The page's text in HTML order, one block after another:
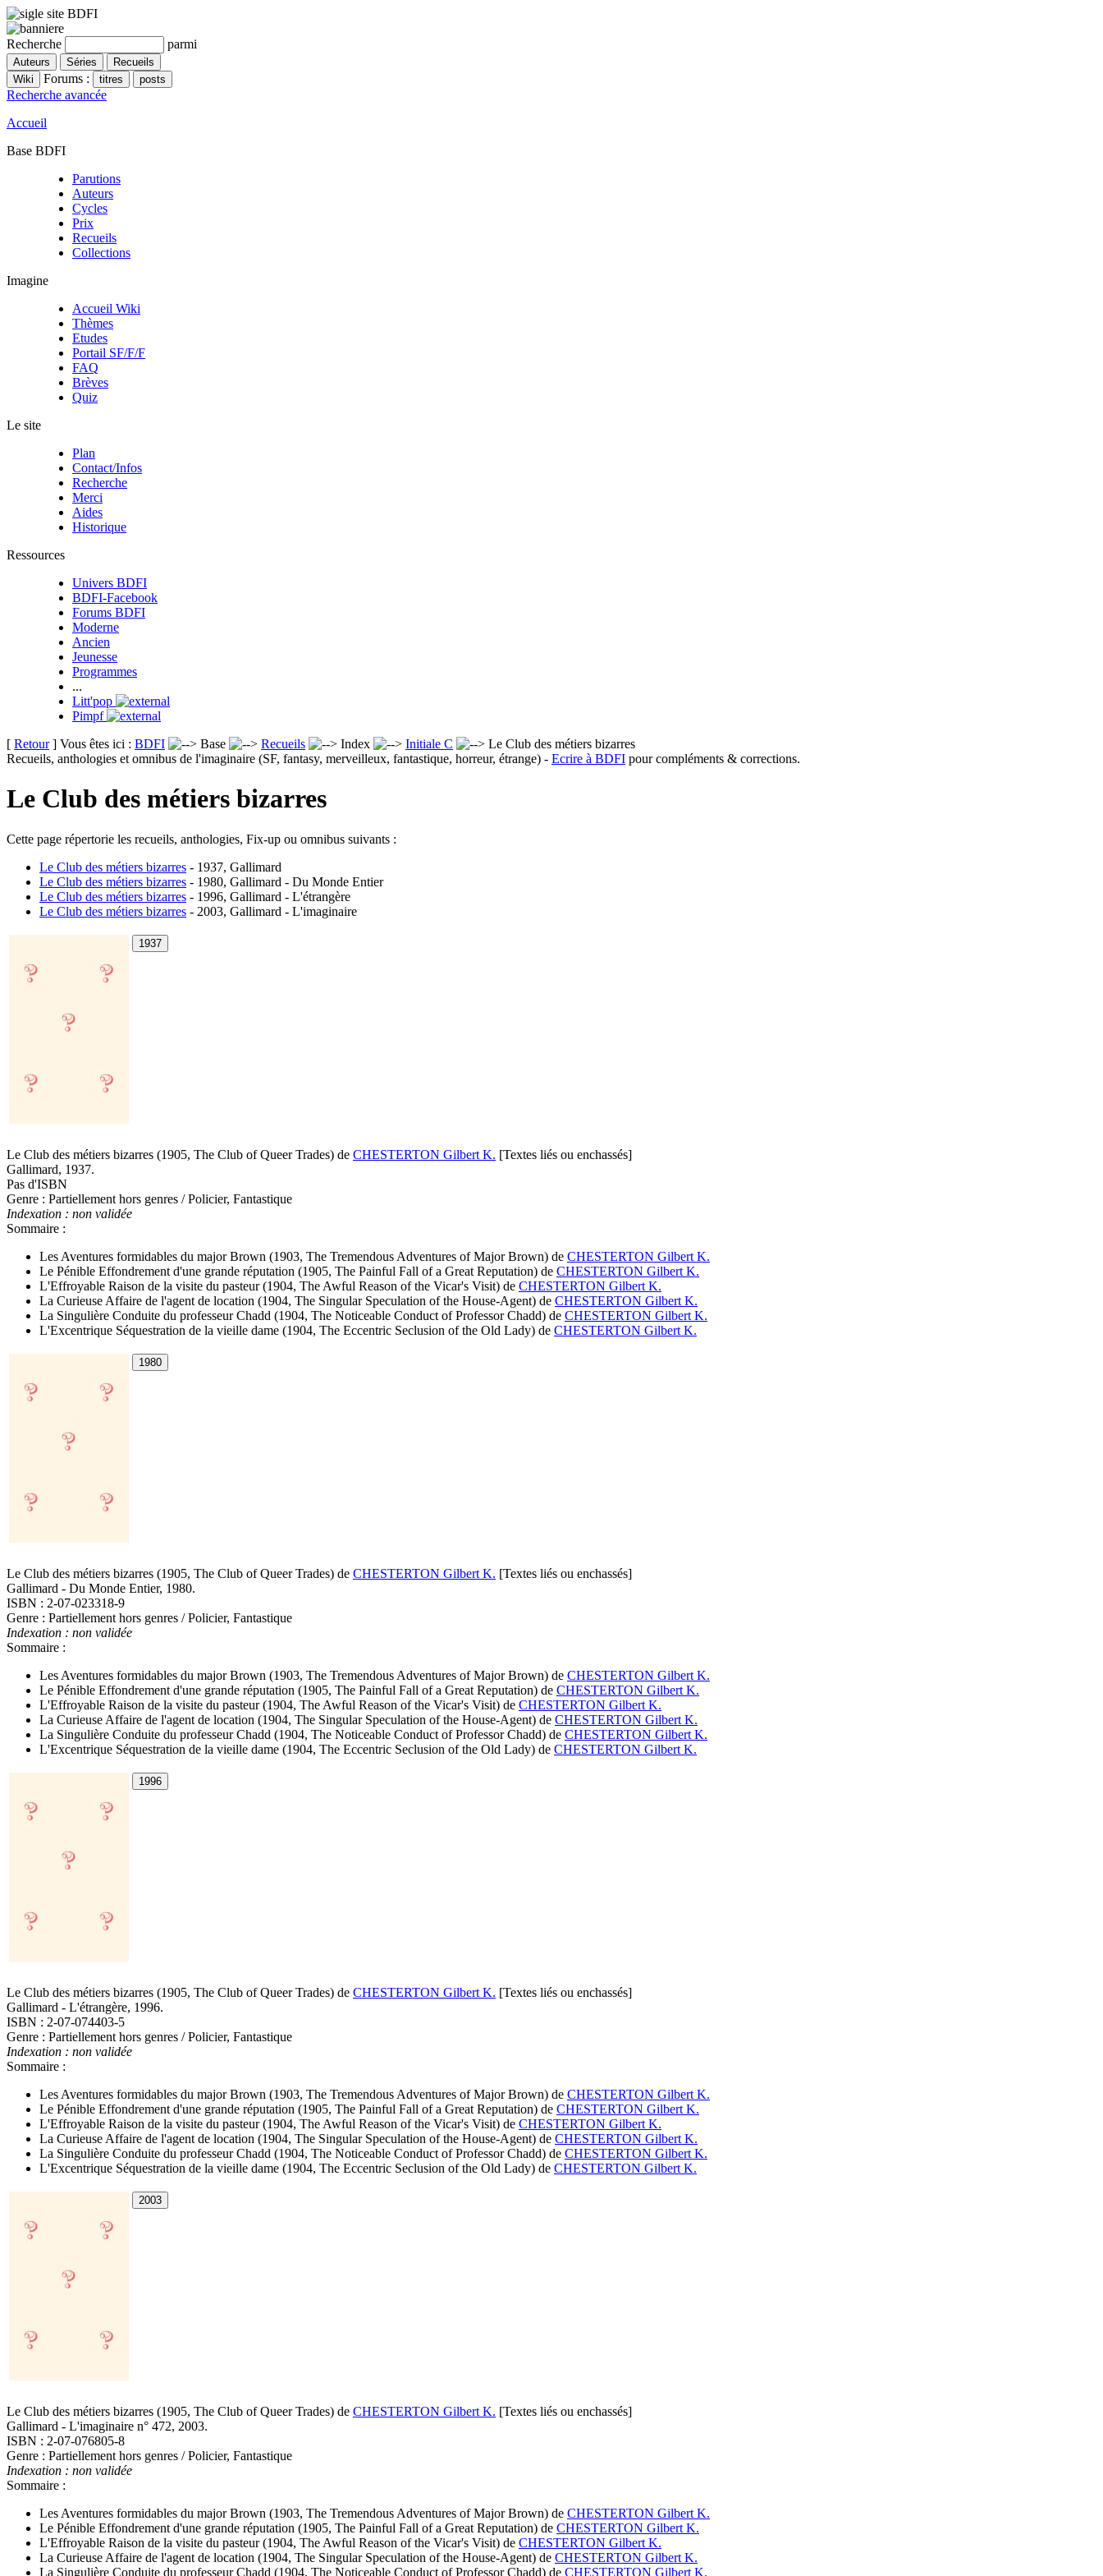
Recherche parmi
Forums :
Recherche avancée
Accueil
Base BDFI
Parutions
Auteurs
Cycles
Prix
Recueils
Collections
Imagine
Accueil Wiki
Thèmes
Etudes
Portail SF/F/F
FAQ
Brèves
Quiz
Le site
Plan
Contact/Infos
Recherche
Merci
Aides
Historique
Ressources
Univers BDFI
BDFI-Facebook
Forums BDFI
Moderne
Ancien
Jeunesse
Programmes
...
Litt'pop
Pimpf
[ Retour] Vous êtes ici : BDFI Base Recueils Index Initiale C
Le Club des métiers bizarres
Recueils, anthologies et omnibus de l'imaginaire (SF, fantasy, merveilleux, fantastique, horreur, étrange) - Ecrire à BDFI pour compléments & corrections.
Le Club des métiers bizarres
Cette page répertorie les recueils, anthologies, Fix-up ou omnibus suivants :
Le Club des métiers bizarres - 1937, Gallimard
Le Club des métiers bizarres - 1980, Gallimard - Du Monde Entier
Le Club des métiers bizarres - 1996, Gallimard - L'étrangère
Le Club des métiers bizarres - 2003, Gallimard - L'imaginaire
Le Club des métiers bizarres (1905, The Club of Queer Trades) de CHESTERTON Gilbert K. [Textes liés ou enchassés]
Gallimard, 1937.
Pas d'ISBN
Genre : Partiellement hors genres / Policier, Fantastique
Indexation : non validée
Sommaire :
Les Aventures formidables du major Brown (1903, The Tremendous Adventures of Major Brown) de CHESTERTON Gilbert K.
Le Pénible Effondrement d'une grande réputation (1905, The Painful Fall of a Great Reputation) de CHESTERTON Gilbert K.
L'Effroyable Raison de la visite du pasteur (1904, The Awful Reason of the Vicar's Visit) de CHESTERTON Gilbert K.
La Curieuse Affaire de l'agent de location (1904, The Singular Speculation of the House-Agent) de CHESTERTON Gilbert K.
La Singulière Conduite du professeur Chadd (1904, The Noticeable Conduct of Professor Chadd) de CHESTERTON Gilbert K.
L'Excentrique Séquestration de la vieille dame (1904, The Eccentric Seclusion of the Old Lady) de CHESTERTON Gilbert K.
Le Club des métiers bizarres (1905, The Club of Queer Trades) de CHESTERTON Gilbert K. [Textes liés ou enchassés]
Gallimard - Du Monde Entier, 1980.
ISBN : 2-07-023318-9
Genre : Partiellement hors genres / Policier, Fantastique
Indexation : non validée
Sommaire :
Les Aventures formidables du major Brown (1903, The Tremendous Adventures of Major Brown) de CHESTERTON Gilbert K.
Le Pénible Effondrement d'une grande réputation (1905, The Painful Fall of a Great Reputation) de CHESTERTON Gilbert K.
L'Effroyable Raison de la visite du pasteur (1904, The Awful Reason of the Vicar's Visit) de CHESTERTON Gilbert K.
La Curieuse Affaire de l'agent de location (1904, The Singular Speculation of the House-Agent) de CHESTERTON Gilbert K.
La Singulière Conduite du professeur Chadd (1904, The Noticeable Conduct of Professor Chadd) de CHESTERTON Gilbert K.
L'Excentrique Séquestration de la vieille dame (1904, The Eccentric Seclusion of the Old Lady) de CHESTERTON Gilbert K.
Le Club des métiers bizarres (1905, The Club of Queer Trades) de CHESTERTON Gilbert K. [Textes liés ou enchassés]
Gallimard - L'étrangère, 1996.
ISBN : 2-07-074403-5
Genre : Partiellement hors genres / Policier, Fantastique
Indexation : non validée
Sommaire :
Les Aventures formidables du major Brown (1903, The Tremendous Adventures of Major Brown) de CHESTERTON Gilbert K.
Le Pénible Effondrement d'une grande réputation (1905, The Painful Fall of a Great Reputation) de CHESTERTON Gilbert K.
L'Effroyable Raison de la visite du pasteur (1904, The Awful Reason of the Vicar's Visit) de CHESTERTON Gilbert K.
La Curieuse Affaire de l'agent de location (1904, The Singular Speculation of the House-Agent) de CHESTERTON Gilbert K.
La Singulière Conduite du professeur Chadd (1904, The Noticeable Conduct of Professor Chadd) de CHESTERTON Gilbert K.
L'Excentrique Séquestration de la vieille dame (1904, The Eccentric Seclusion of the Old Lady) de CHESTERTON Gilbert K.
Le Club des métiers bizarres (1905, The Club of Queer Trades) de CHESTERTON Gilbert K. [Textes liés ou enchassés]
Gallimard - L'imaginaire n° 472, 2003.
ISBN : 2-07-076805-8
Genre : Partiellement hors genres / Policier, Fantastique
Indexation : non validée
Sommaire :
Les Aventures formidables du major Brown (1903, The Tremendous Adventures of Major Brown) de CHESTERTON Gilbert K.
Le Pénible Effondrement d'une grande réputation (1905, The Painful Fall of a Great Reputation) de CHESTERTON Gilbert K.
L'Effroyable Raison de la visite du pasteur (1904, The Awful Reason of the Vicar's Visit) de CHESTERTON Gilbert K.
La Curieuse Affaire de l'agent de location (1904, The Singular Speculation of the House-Agent) de CHESTERTON Gilbert K.
La Singulière Conduite du professeur Chadd (1904, The Noticeable Conduct of Professor Chadd) de CHESTERTON Gilbert K.